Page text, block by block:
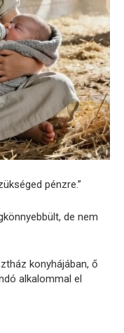
pénzre.”
de nem
konyhájában, ő
alkalommal el